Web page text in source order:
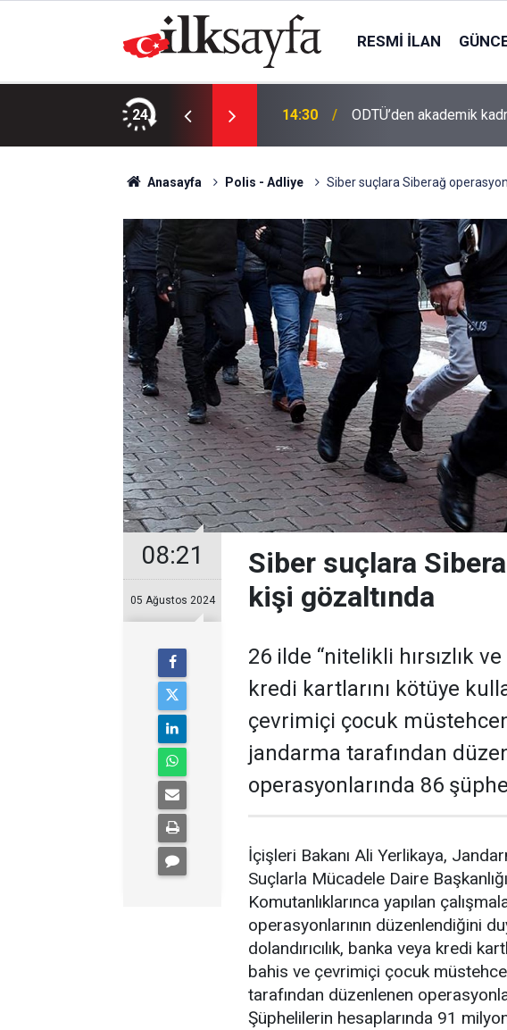
RESMI İLAN
24
tarihi mutabakat 14:30 ODTÜ’den akademik
Anasayfa Polis - Adliye Siber suçlara Siberağ
08:21
05 Ağustos 2024
Siber suçlara
kişi gözaltında
26 ilde “nitelikli hırsızlık
kredi kartlarını kötüye
çevrimiçi çocuk
jandarma tarafından
operasyonlarında 86
İçişleri Bakanı Ali Yerlikaya,
Suçlarla Mücadele Daire
Komutanlıklarınca yapılan
operasyonlarının düzenlendiğini
dolandırıcılık, banka veya kredi
bahis ve çevrimiçi çocuk
tarafından düzenlenen
Şüphelilerin hesaplarında 91